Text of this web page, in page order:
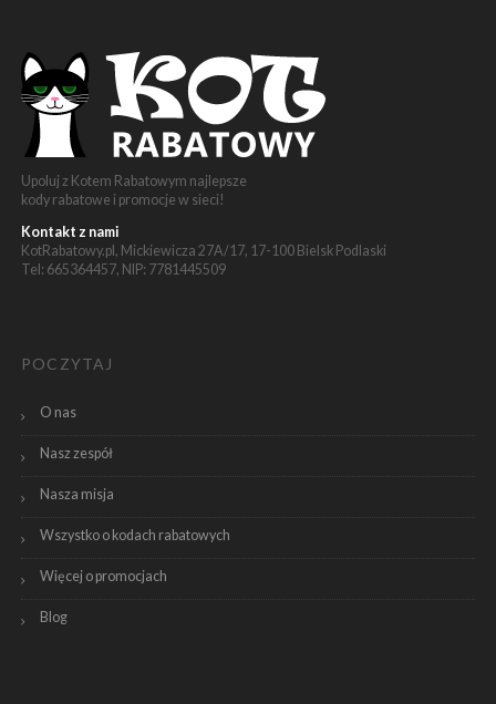
Upoluj z Kotem Rabatowym najlepsze
kody rabatowe i promocje w sieci!
Kontakt z nami
KotRabatowy.pl, Mickiewicza 27A/17, 17-100 Bielsk Podlaski
Tel: 665364457, NIP: 7781445509
POCZYTAJ
O nas
Nasz zespół
Nasza misja
Wszystko o kodach rabatowych
Więcej o promocjach
Blog